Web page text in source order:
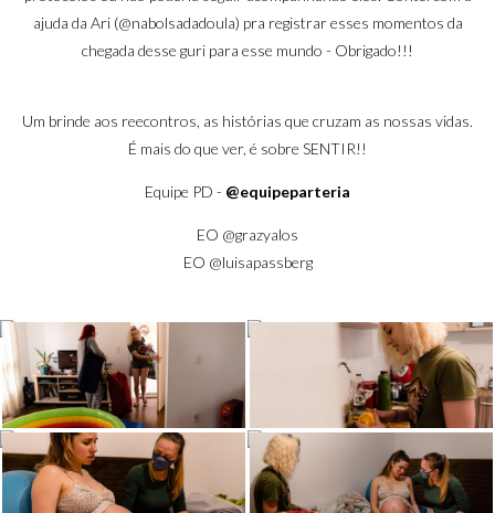
ajuda da Ari (@nabolsadadoula) pra registrar esses momentos da
chegada desse guri para esse mundo - Obrigado!!!
Um brinde aos reecontros, as histórias que cruzam as nossas vidas.
É mais do que ver, é sobre SENTIR!!
Equipe PD - @equipeparteria
EO @grazyalos
EO @luisapassberg